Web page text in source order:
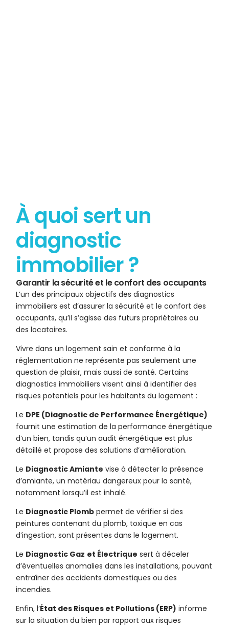
À quoi sert un
diagnostic
immobilier ?
Garantir la sécurité et le confort des occupants
L’un des principaux objectifs des diagnostics
immobiliers est d’assurer la sécurité et le confort des
occupants, qu’il s’agisse des futurs propriétaires ou
des locataires.
Vivre dans un logement sain et conforme à la
réglementation ne représente pas seulement une
question de plaisir, mais aussi de santé. Certains
diagnostics immobiliers visent ainsi à identifier des
risques potentiels pour les habitants du logement :
Le DPE (Diagnostic de Performance Énergétique)
fournit une estimation de la performance énergétique
d’un bien, tandis qu’un audit énergétique est plus
détaillé et propose des solutions d’amélioration.
Le Diagnostic Amiante vise à détecter la présence
d’amiante, un matériau dangereux pour la santé,
notamment lorsqu’il est inhalé.
Le Diagnostic Plomb permet de vérifier si des
peintures contenant du plomb, toxique en cas
d’ingestion, sont présentes dans le logement.
Le Diagnostic Gaz et Électrique sert à déceler
d’éventuelles anomalies dans les installations, pouvant
entraîner des accidents domestiques ou des
incendies.
Enfin, l’État des Risques et Pollutions (ERP) informe
sur la situation du bien par rapport aux risques